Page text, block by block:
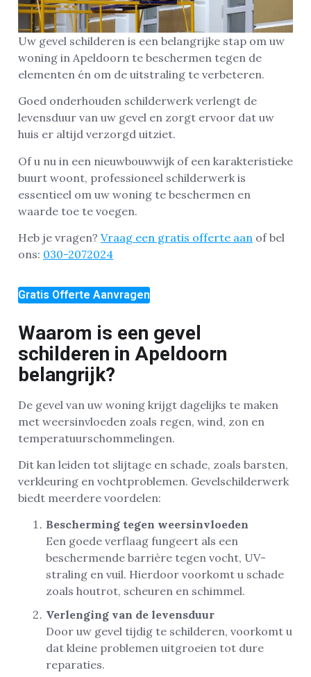
Uw gevel schilderen is een belangrijke stap om uw
woning in Apeldoorn te beschermen tegen de
elementen én om de uitstraling te verbeteren.
Goed onderhouden schilderwerk verlengt de
levensduur van uw gevel en zorgt ervoor dat uw
huis er altijd verzorgd uitziet.
Of u nu in een nieuwbouwwijk of een karakteristieke
buurt woont, professioneel schilderwerk is
essentieel om uw woning te beschermen en
waarde toe te voegen.
Heb je vragen? Vraag een gratis offerte aan of bel
ons: 030-2072024
Gratis Offerte Aanvragen
Waarom is een gevel
schilderen in Apeldoorn
belangrijk?
De gevel van uw woning krijgt dagelijks te maken
met weersinvloeden zoals regen, wind, zon en
temperatuurschommelingen.
Dit kan leiden tot slijtage en schade, zoals barsten,
verkleuring en vochtproblemen. Gevelschilderwerk
biedt meerdere voordelen:
Bescherming tegen weersinvloeden
Een goede verflaag fungeert als een
beschermende barrière tegen vocht, UV-
straling en vuil. Hierdoor voorkomt u schade
zoals houtrot, scheuren en schimmel.
Verlenging van de levensduur
Door uw gevel tijdig te schilderen, voorkomt u
dat kleine problemen uitgroeien tot dure
reparaties.